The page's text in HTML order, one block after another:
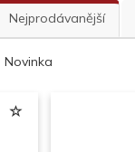
Nejprodávanější
Novinka